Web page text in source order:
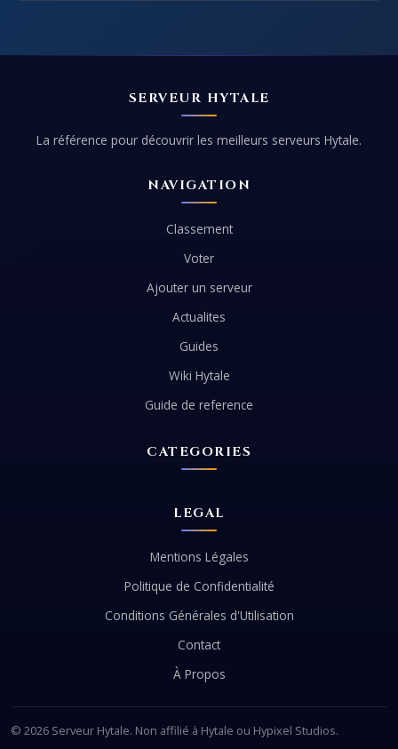
SERVEUR HYTALE
La référence pour découvrir les meilleurs serveurs Hytale.
NAVIGATION
Classement
Voter
Ajouter un serveur
Actualites
Guides
Wiki Hytale
Guide de reference
CATEGORIES
LEGAL
Mentions Légales
Politique de Confidentialité
Conditions Générales d'Utilisation
Contact
À Propos
© 2026 Serveur Hytale. Non affilié à Hytale ou Hypixel Studios.